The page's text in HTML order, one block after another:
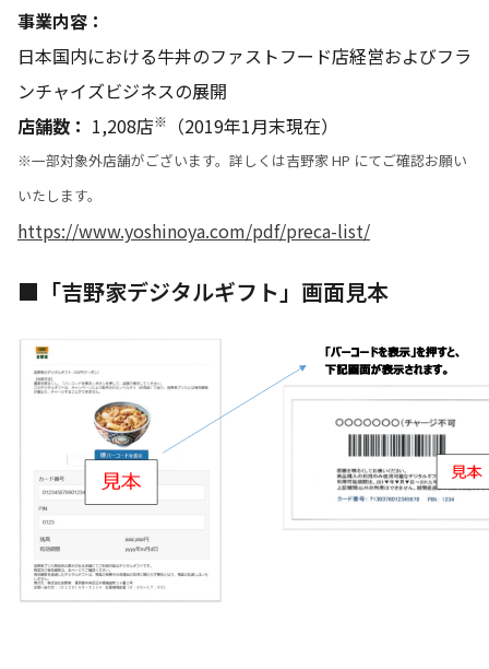
事業内容：
日本国内における牛丼のファストフード店経営およびフラ
ンチャイズビジネスの展開
店舗数： 1,208店※ （2019年1月末現在）
※一部対象外店舗がございます。詳しくは吉野家 HP にてご確認お願い
いたします。
https://www.yoshinoya.com/pdf/preca-list/
■「吉野家デジタルギフト」画面見本